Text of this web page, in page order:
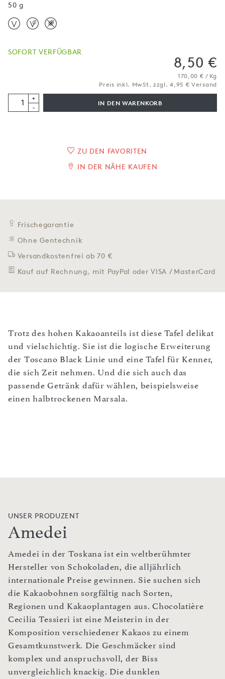
50 g
SOFORT VERFÜGBAR
8,50 €
170,00 € / Kg
Preis inkl. MwSt. zzgl. 4,95 € Versand
+
-
IN DEN WARENKORB
ZU DEN FAVORITEN
IN DER NÄHE KAUFEN
Frischegarantie
Ohne Gentechnik
Versandkostenfrei ab 70 €
Kauf auf Rechnung, mit PayPal oder VISA / MasterCard
Trotz des hohen Kakaoanteils ist diese Tafel delikat
und vielschichtig. Sie ist die logische Erweiterung
der Toscano Black Linie und eine Tafel für Kenner,
die sich Zeit nehmen. Und die sich auch das
passende Getränk dafür wählen, beispielsweise
einen halbtrockenen Marsala.
UNSER PRODUZENT
Amedei
Amedei in der Toskana ist ein weltberühmter
Hersteller von Schokoladen, die alljährlich
internationale Preise gewinnen. Sie suchen sich
die Kakaobohnen sorgfältig nach Sorten,
Regionen und Kakaoplantagen aus. Chocolatière
Cecilia Tessieri ist eine Meisterin in der
Komposition verschiedener Kakaos zu einem
Gesamtkunstwerk. Die Geschmäcker sind
komplex und anspruchsvoll, der Biss
unvergleichlich knackig. Die dunklen